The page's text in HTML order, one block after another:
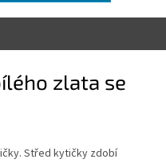
zlata se
Střed kytičky zdobí